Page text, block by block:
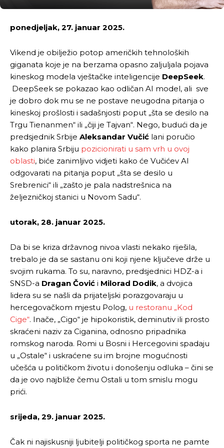
ponedjeljak, 27. januar 2025.
Vikend je obilježio potop američkih tehnoloških
giganata koje je na berzama opasno zaljuljala pojava
kineskog modela vještačke inteligencije DeepSeek.
DeepSeek se pokazao kao odličan AI model, ali sve
je dobro dok mu se ne postave neugodna pitanja o
kineskoj prošlosti i sadašnjosti poput „šta se desilo na
Trgu Tienanmen“ ili „čiji je Tajvan“. Nego, budući da je
predsjednik Srbije Aleksandar Vučić lani poručio
kako planira Srbiju pozicionirati u sam vrh u ovoj
oblasti, biće zanimljivo vidjeti kako će Vučićev AI
odgovarati na pitanja poput „šta se desilo u
Srebrenici“ ili „zašto je pala nadstrešnica na
željezničkoj stanici u Novom Sadu“.
utorak, 28. januar 2025.
Da bi se kriza državnog nivoa vlasti nekako riješila,
trebalo je da se sastanu oni koji njene ključeve drže u
svojim rukama. To su, naravno, predsjednici HDZ-a i
SNSD-a Dragan Čović i Milorad Dodik, a dvojica
lidera su se našli da prijateljski porazgovaraju u
hercegovačkom mjestu Polog, u restoranu „Kod
Cige“. Inače, „Cigo“ je hipokoristik, deminutiv ili prosto
skraćeni naziv za Ciganina, odnosno pripadnika
romskog naroda. Romi u Bosni i Hercegovini spadaju
u „Ostale“ i uskraćene su im brojne mogućnosti
učešća u političkom životu i donošenju odluka – čini se
da je ovo najbliže čemu Ostali u tom smislu mogu
prići.
srijeda, 29. januar 2025.
Čak ni najiskusniji ljubitelji političkog sporta ne pamte